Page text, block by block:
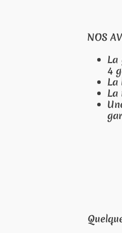
conseil adapté à
en est le meilleur garant !
de votre relax
frais de votre ancien
de 2 à 5 ans car en
de modèles proposés :